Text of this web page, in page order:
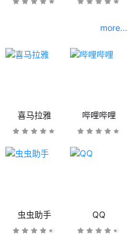
more...
喜马拉雅 哔哩哔哩
虫虫助手 QQ